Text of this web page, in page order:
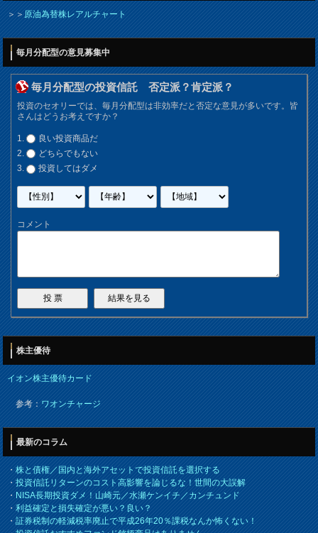
＞＞原油為替株レアルチャート
毎月分配型の意見募集中
毎月分配型の投資信託 否定派？肯定派？
投資のセオリーでは、毎月分配型は非効率だと否定な意見が多いです。皆
さんはどうお考えですか？
良い投資商品だ
どちらでもない
投資してはダメ
コメント
株主優待
イオン株主優待カード
参考：ワオンチャージ
最新のコラム
・株と債権／国内と海外アセットで投資信託を選択する
・投資信託リターンのコスト高影響を論じるな！世間の大誤解
・NISA長期投資ダメ！山崎元／水瀬ケンイチ／カンチュンド
・利益確定と損失確定が悪い？良い？
・証券税制の軽減税率廃止で平成26年20％課税なんか怖くない！